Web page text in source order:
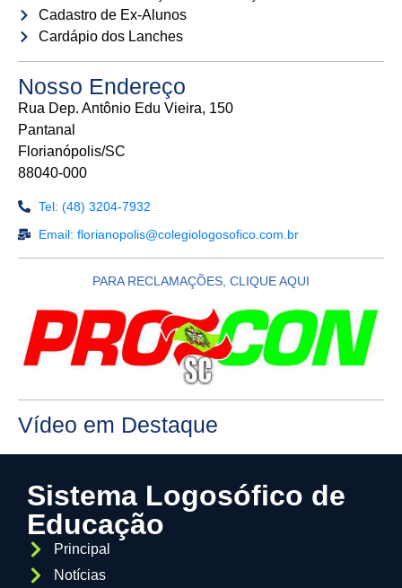
Cadastro de Ex-Alunos
Cardápio dos Lanches
Nosso Endereço
Rua Dep. Antônio Edu Vieira, 150
Pantanal
Florianópolis/SC
88040-000
Tel: (48) 3204-7932
Email: florianopolis@colegiologosofico.com.br
PARA RECLAMAÇÕES, CLIQUE AQUI
Vídeo em Destaque
Sistema Logosófico de
Educação
Principal
Notícias